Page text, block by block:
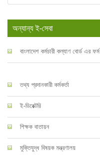
অন্যান্য ই-সেবা
বাংলাদেশ কর্মচারী কল্যাণ বোর্ড এর ফর্ম
তথ্য প্রদানকারী কর্মকর্তা
ই-ডিরেক্টরি
শিক্ষক বাতায়ন
মুক্তিযুদ্ধ বিষয়ক মন্ত্রণালয়